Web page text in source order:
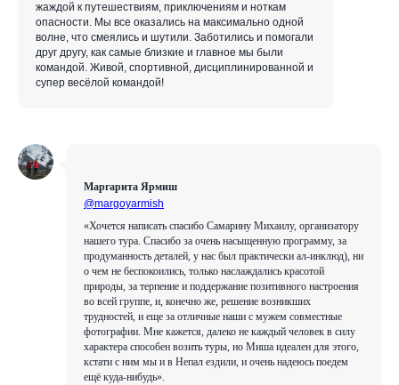
жаждой к путешествиям, приключениям и ноткам
опасности. Мы все оказались на максимально одной
волне, что смеялись и шутили. Заботились и помогали
друг другу, как самые близкие и главное мы были
командой. Живой, спортивной, дисциплинированной и
супер весёлой командой!
Маргарита Ярмиш
@margoyarmish
«Хочется написать спасибо Самарину Михаилу, организатору
нашего тура. Спасибо за очень насыщенную программу, за
продуманность деталей, у нас был практически ал-инклюд), ни
о чем не беспокоились, только наслаждались красотой
природы, за терпение и поддержание позитивного настроения
во всей группе, и, конечно же, решение возникших
трудностей, и еще за отличные наши с мужем совместные
фотографии. Мне кажется, далеко не каждый человек в силу
характера способен возить туры, но Миша идеален для этого,
кстати с ним мы и в Непал ездили, и очень надеюсь поедем
ещё куда-нибудь».